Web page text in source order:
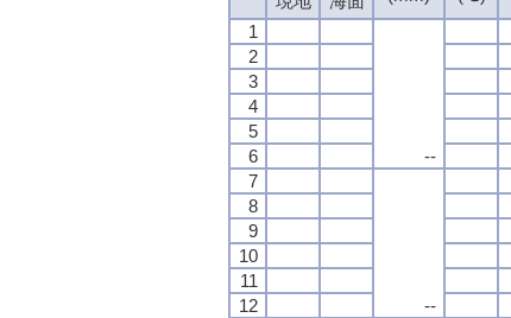
1
--
2
3
4
5
6
7
--
8
9
10
11
12